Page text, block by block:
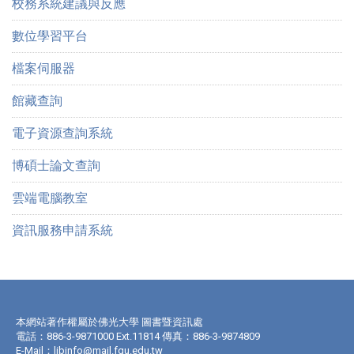
校務系統建議與反應
數位學習平台
檔案伺服器
館藏查詢
電子資源查詢系統
博碩士論文查詢
雲端電腦教室
資訊服務申請系統
本網站著作權屬於佛光大學 圖書暨資訊處
電話：886-3-9871000 Ext.11814 傳真：886-3-9874809
E-Mail： libinfo@mail.fgu.edu.tw